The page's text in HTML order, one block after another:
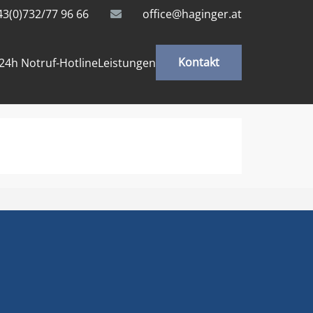
77 96 66 office@haginger.at
Notruf-HotlineLeistungen Kontakt